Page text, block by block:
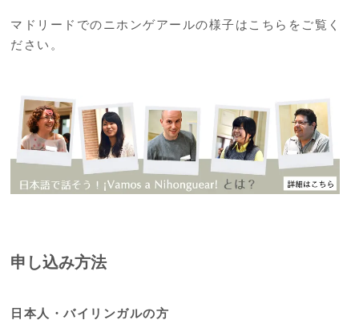
マドリードでのニホンゲアールの様子はこちらをご覧く
ださい。
申し込み方法
日本人・バイリンガルの方